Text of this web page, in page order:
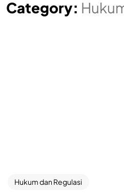
Category:
Hukum dan Regulasi